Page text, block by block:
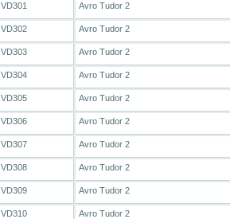
VD301 Avro Tudor 2
VD302 Avro Tudor 2
VD303 Avro Tudor 2
VD304 Avro Tudor 2
VD305 Avro Tudor 2
VD306 Avro Tudor 2
VD307 Avro Tudor 2
VD308 Avro Tudor 2
VD309 Avro Tudor 2
VD310 Avro Tudor 2